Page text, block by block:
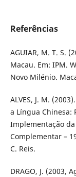
Referências
AGUIAR, M. T. S.
Macau. Em: IPM.
Novo Milénio.
ALVES, J. M.
a Língua Chinesa:
Implementação
Complementar –
C. Reis.
DRAGO, J. (2003,